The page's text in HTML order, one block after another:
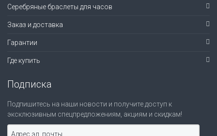
Серебряные браслеты для часов
Заказ и доставка
Гарантии
Где купить
Подписка
Подпишитесь на наши новости и получите доступ к
эксклюзивным спецпредложениям, акциям и скидкам!